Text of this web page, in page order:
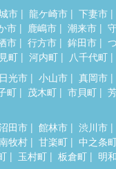
市 龍ケ崎市
下妻市
市 鹿嶋市 潮来市
市 行方市 鉾田市
町 河内町 八千代町
日光市 小山市
真岡市
町 茂木町 市貝町
田市 館林市
渋川市
牧村 甘楽町
中之条
玉村町 板倉町 明